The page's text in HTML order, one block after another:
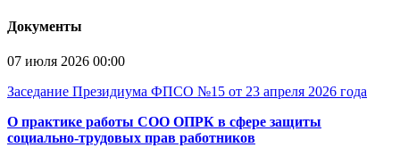
Документы
07 июля 2026 00:00
Заседание Президиума ФПСО №15 от 23 апреля 2026 года
О практике работы СОО ОПРК в сфере защиты
социально-трудовых прав работников